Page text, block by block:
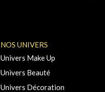
NOS UNIVERS
Univers Make Up
Univers Beauté
Univers Décoration